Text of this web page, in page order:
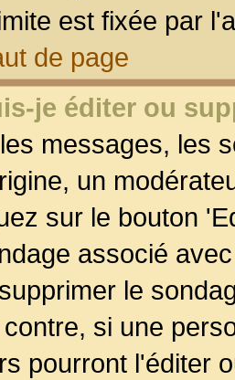
est fixée par
de page
je éditer ou
messages, les
un
sur le bouton
associé
le
si une
pourront l'éditer